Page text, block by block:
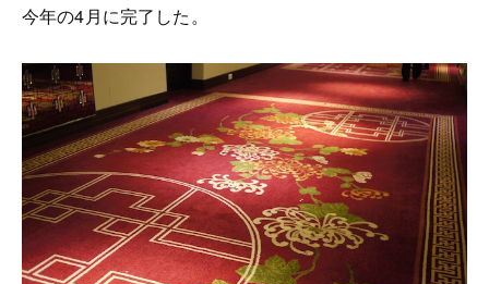
今年の4月に完了した。